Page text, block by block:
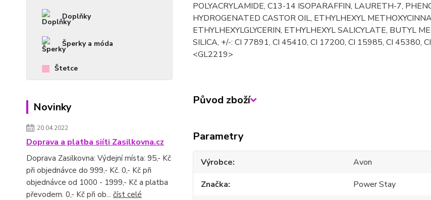
Doplňky
Šperky a móda
Štetce
Novinky
20.04.2022
Doprava a platba siíti Zasilkovna.cz
Doprava Zasilkovna: Výdejní místa: 95,- Kč
při objednávce do 999,- Kč. 0,- Kč při
objednávce od 1000 - 1999,- Kč a platba
převodem. 0,- Kč při ob... číst celé
POLYACRYLAMIDE, C13-14 ISOPARAFFIN, LAURETH-7,
HYDROGENATED CASTOR OIL, ETHYLHEXYL
ETHYLHEXYLGLYCERIN, ETHYLHEXYL SALICYLATE, BUTYL
SILICA, +/-: CI 77891, CI 45410, CI 17200, CI 15985, CI 45380,
<GL2219>
Původ zboží
Parametry
Výrobce
Avon
Značka
Power Stay